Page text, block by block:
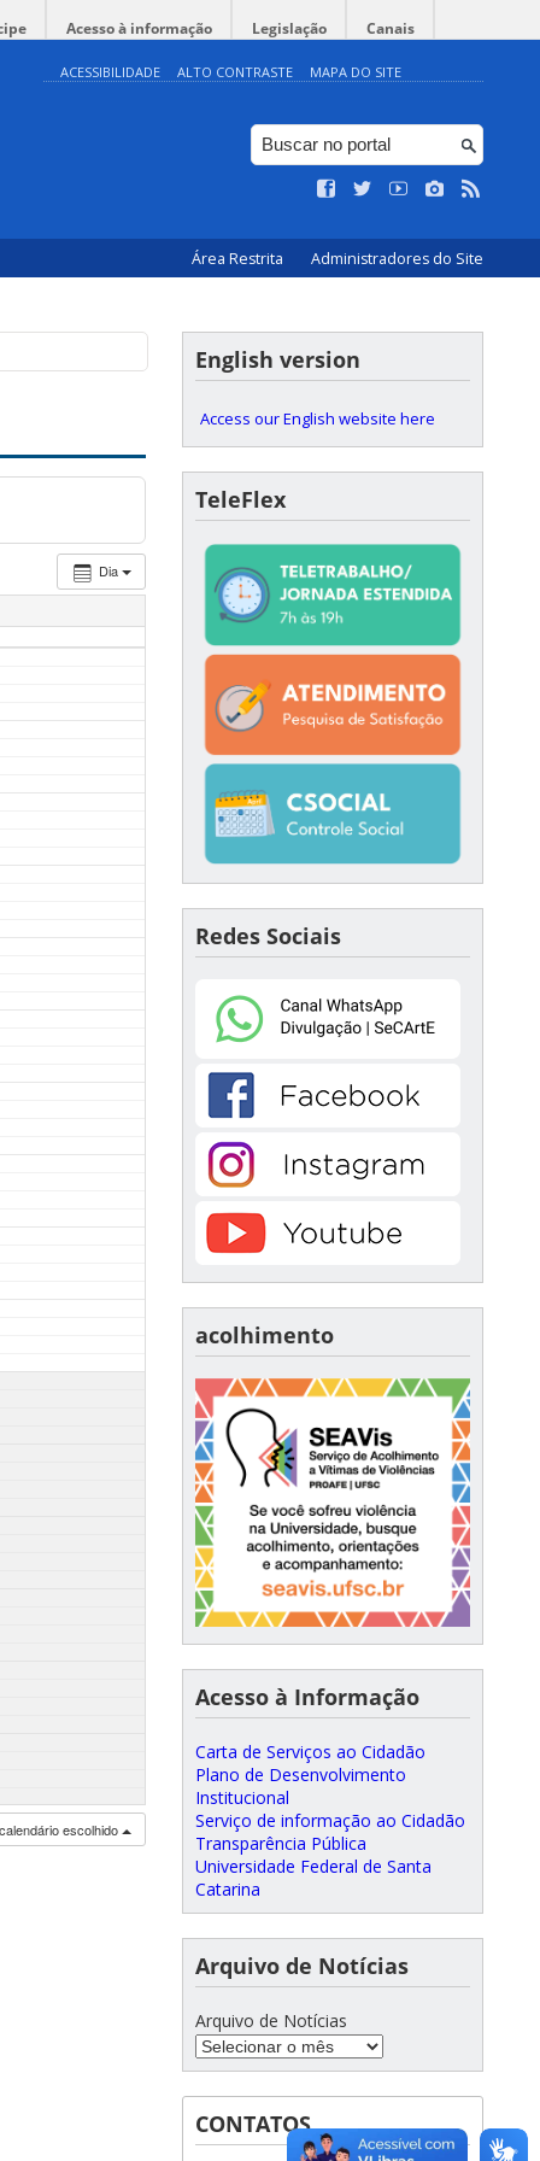
Acesso à informação Legislação Canais
ACESSIBILIDADE ALTO CONTRASTE MAPA DO SITE
Área Restrita Administradores do Site
Dia
escolhido
English version
Access our English website here
TeleFlex
Redes Sociais
acolhimento
Acesso à Informação
Carta de Serviços ao Cidadão
Plano de Desenvolvimento
Institucional
Serviço de informação ao Cidadão
Transparência Pública
Universidade Federal de Santa
Catarina
Arquivo de Notícias
Arquivo de Notícias
CONTATOS